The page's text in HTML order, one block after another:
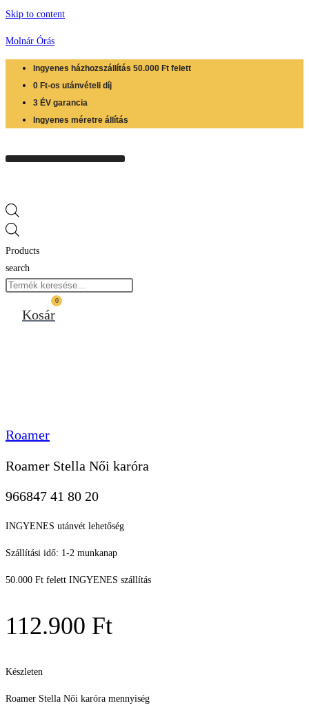
Skip to content
Molnár Órás
Ingyenes házhozszállítás 50.000 Ft felett
0 Ft-os utánvételi díj
3 ÉV garancia
Ingyenes méretre állítás
Products
search
0
Kosár
Roamer
Roamer Stella Női karóra
966847 41 80 20
INGYENES utánvét lehetőség
Szállítási idő: 1-2 munkanap
50.000 Ft felett INGYENES szállítás
112.900 Ft
Készleten
Roamer Stella Női karóra mennyiség